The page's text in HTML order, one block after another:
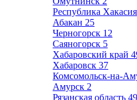
Республика Хакасия
Абакан 25
Черногорск 12
Саяногорск 5
Хабаровский край
Хабаровск 37
Комсомольск-на-
Амурск 2
Рязанская область 49